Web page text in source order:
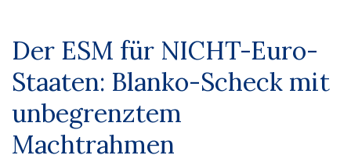
Der ESM für NICHT-Euro-
Staaten: Blanko-Scheck mit
unbegrenztem
Machtrahmen